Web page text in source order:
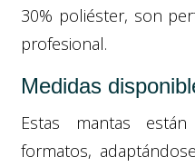
30% poliéster, son
profesional.
Medidas
Estas mantas
formatos,